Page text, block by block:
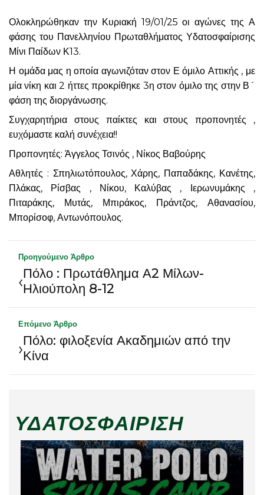
Ολοκληρώθηκαν την Κυριακή 19/01/25 οι αγώνες της Α
φάσης του Πανελληνίου Πρωταθλήματος Υδατοσφαίρισης
Μίνι Παίδων Κ13.
Η ομάδα μας η οποία αγωνιζόταν στον Ε όμιλο Αττικής , με
μία νίκη και 2 ήττες προκρίθηκε 3η στον όμιλο της στην Β´
φάση της διοργάνωσης.
Συγχαρητήρια στους παίκτες και στους προπονητές ,
ευχόμαστε καλή συνέχεια!!
Προπονητές: Άγγελος Τσινός , Νίκος Βαβούρης
Αθλητές : Σπηλιωτόπουλος, Χάρης, Παπαδάκης, Κανέτης,
Πλάκας, Ρίσβας , Νίκου, Καλύβας , Ιερωνυμάκης ,
Πιταράκης, Μυτάς, Μπιράκος, Πράντζος, Αθανασίου,
Μπορίσοφ, Αντωνόπουλος.
Προηγούμενο Άρθρο
‹Πόλο : Πρωτάθλημα Α2 Μίλων-
Ηλιούπολη 8-12
Επόμενο Άρθρο
›Πόλο: φιλοξενία Ακαδημιών από την
Κίνα
ΥΔΑΤΟΣΦΑΊΡΙΣΗ